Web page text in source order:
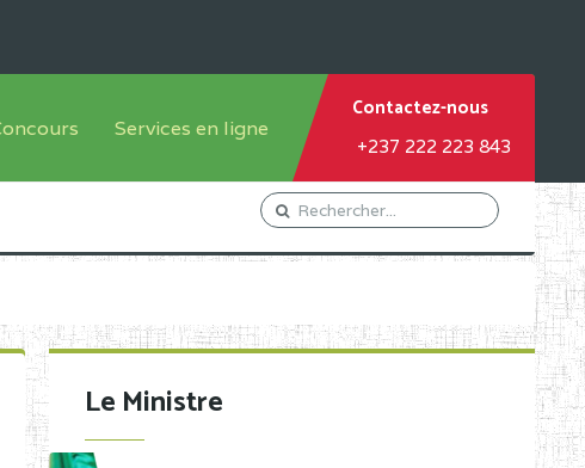
système francophone
Services en ligne
Orientation Conseil
Gestion du Personnel
Demande de subvention
Contactez-nous
+237 222 223 843
Le Ministre